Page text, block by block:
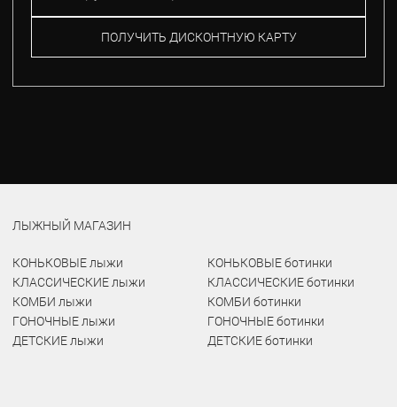
ПОЛУЧИТЬ ДИСКОНТНУЮ КАРТУ
ЛЫЖНЫЙ МАГАЗИН
КОНЬКОВЫЕ лыжи
КЛАССИЧЕСКИЕ лыжи
КОМБИ лыжи
ГОНОЧНЫЕ лыжи
ДЕТСКИЕ лыжи
КОНЬКОВЫЕ ботинки
КЛАССИЧЕСКИЕ ботинки
КОМБИ ботинки
ГОНОЧНЫЕ ботинки
ДЕТСКИЕ ботинки